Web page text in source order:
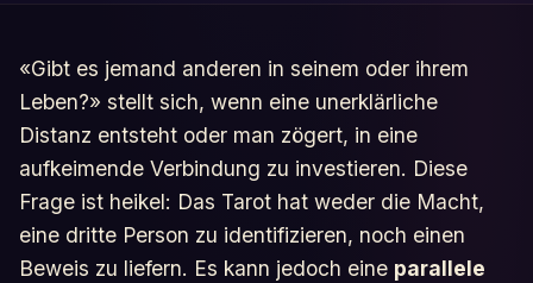
«Gibt es jemand anderen in seinem oder ihrem
Leben?» stellt sich, wenn eine unerklärliche
Distanz entsteht oder man zögert, in eine
aufkeimende Verbindung zu investieren. Diese
Frage ist heikel: Das Tarot hat weder die Macht,
eine dritte Person zu identifizieren, noch einen
Beweis zu liefern. Es kann jedoch eine parallele